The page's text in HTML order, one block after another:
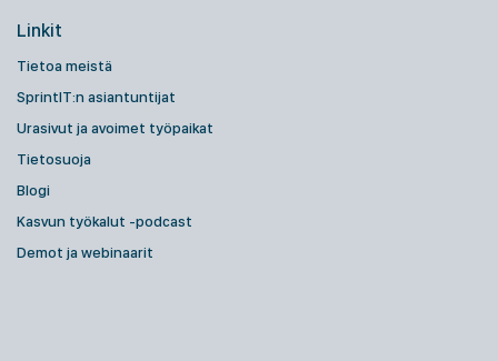
Linkit
Tietoa meistä
SprintIT:n asiantuntijat
Urasivut ja avoimet työpaikat
Tietosuoja
Blogi
Kasvun työkalut -podcast
Demot ja webinaarit